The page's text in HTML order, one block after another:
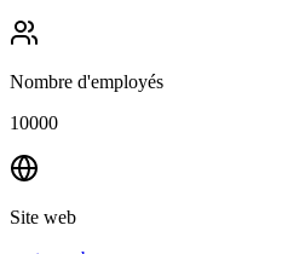
Nombre d'employés
10000
Site web